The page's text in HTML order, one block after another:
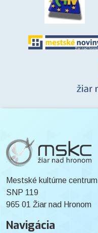
Mestské kultúrne centrum
SNP 119
965 01 Žiar nad Hronom
Navigácia